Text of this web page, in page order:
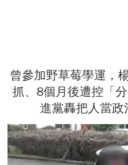
曾參加野草莓學運，
抓、8個月後遭控「
進黨轟把人當政